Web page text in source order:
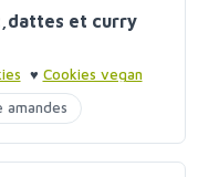
et curry
♥ Cookies vegan
amandes